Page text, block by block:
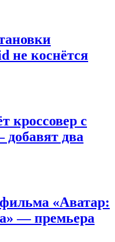
не коснётся
кроссовер с
два
«Аватар:
— премьера